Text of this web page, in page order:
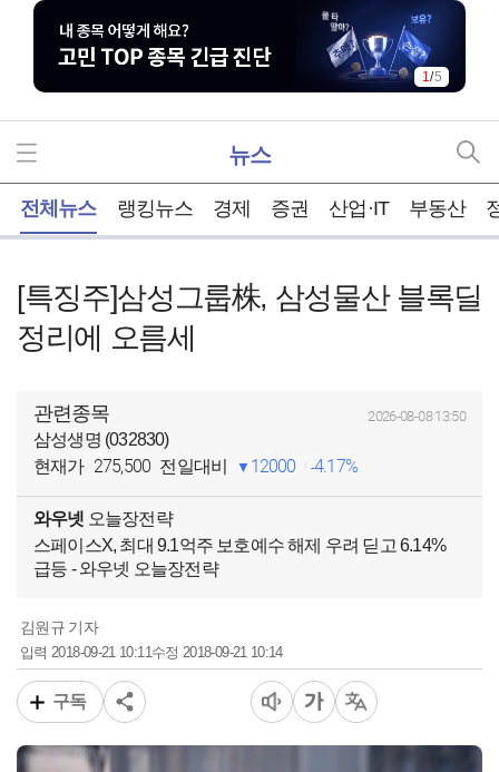
1/5
뉴스
전체뉴스 랭킹뉴스 경제 증권 산업·IT 부동산
[특징주]삼성그룹株, 삼성물산 블록딜
정리에 오름세
관련종목 2026-08-08 13:50
삼성생명 (032830)
현재가 275,500 전일대비 12000 4.17%
와우넷 오늘장전략
스페이스X, 최대 9.1억주 보호예수 해제 우려 딛고 6.14%
급등 - 와우넷 오늘장전략
김원규 기자
입력2018-09-21 10:11수정 2018-09-21 10:14
구독